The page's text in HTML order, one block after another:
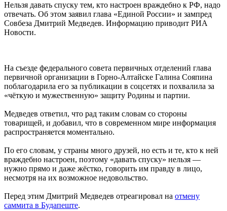
Нельзя давать спуску тем, кто настроен враждебно к РФ, надо
отвечать. Об этом заявил глава «Единой России» и зампред
Совбеза Дмитрий Медведев. Информацию приводит РИА
Новости.
На съезде федерального совета первичных отделений глава
первичной организации в Горно‑Алтайске Галина Сояпина
поблагодарила его за публикации в соцсетях и похвалила за
«чёткую и мужественную» защиту Родины и партии.
Медведев ответил, что рад таким словам со стороны
товарищей, и добавил, что в современном мире информация
распространяется моментально.
По его словам, у страны много друзей, но есть и те, кто к ней
враждебно настроен, поэтому «давать спуску» нельзя —
нужно прямо и даже жёстко, говорить им правду в лицо,
несмотря на их возможное недовольство.
Перед этим Дмитрий Медведев отреагировал на отмену
саммита в Будапеште.